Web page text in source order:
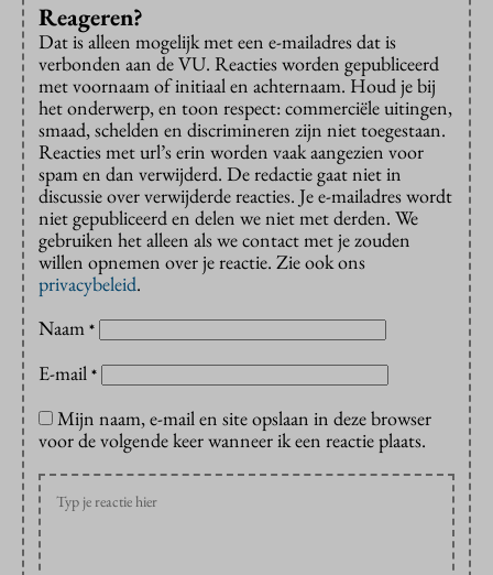
Reageren?
Dat is alleen mogelijk met een e-mailadres dat is
verbonden aan de VU. Reacties worden gepubliceerd
met voornaam of initiaal en achternaam. Houd je bij
het onderwerp, en toon respect: commerciële uitingen,
smaad, schelden en discrimineren zijn niet toegestaan.
Reacties met url’s erin worden vaak aangezien voor
spam en dan verwijderd. De redactie gaat niet in
discussie over verwijderde reacties. Je e-mailadres wordt
niet gepubliceerd en delen we niet met derden. We
gebruiken het alleen als we contact met je zouden
willen opnemen over je reactie. Zie ook ons
privacybeleid.
Naam *
E-mail *
Mijn naam, e-mail en site opslaan in deze browser
voor de volgende keer wanneer ik een reactie plaats.